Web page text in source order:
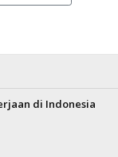
di Indonesia